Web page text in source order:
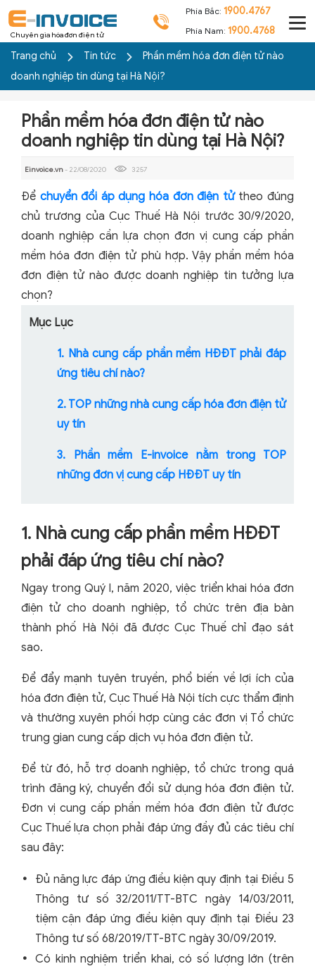
Chuyên gia hóa đơn điện tử
Phía Bắc: 1900.4767
Phía Nam: 1900.4768
Trang chủ Tin tức
Phần mềm hóa đơn điện tử nào
doanh nghiệp tin dùng tại Hà Nội?
Phần mềm hóa đơn điện tử nào
doanh nghiệp tin dùng tại Hà Nội?
Einvoice.vn- 22/08/2020 3257
Để chuyển đổi áp dụng hóa đơn điện tửtheo đúng
chủ trương của Cục Thuế Hà Nội trước 30/9/2020,
doanh nghiệp cần lựa chọn đơn vị cung cấp phần
mềm hóa đơn điện tử phù hợp. Vậy phần mềm hóa
đơn điện tử nào được doanh nghiệp tin tưởng lựa
chọn?
Mục Lục
1. Nhà cung cấp phần mềm HĐĐT phải đáp
ứng tiêu chí nào?
2. TOP những nhà cung cấp hóa đơn điện tử
uy tín
3. Phần mềm E-invoice nằm trong TOP
những đơn vị cung cấp HĐĐT uy tín
1. Nhà cung cấp phần mềm HĐĐT
phải đáp ứng tiêu chí nào?
Ngay trong Quý I, năm 2020, việc triển khai hóa đơn
điện tử cho doanh nghiệp, tổ chức trên địa bàn
thành phố Hà Nội đã được Cục Thuế chỉ đạo sát
sao.
Để đẩy mạnh tuyên truyền, phổ biến về lợi ích của
hóa đơn điện tử, Cục Thuế Hà Nội tích cực thẩm định
và thường xuyên phối hợp cùng các đơn vị Tổ chức
trung gian cung cấp dịch vụ hóa đơn điện tử.
Để từ đó, hỗ trợ doanh nghiệp, tổ chức trong quá
trình đăng ký, chuyển đổi sử dụng hóa đơn điện tử.
Đơn vị cung cấp phần mềm hóa đơn điện tử được
Cục Thuế lựa chọn phải đáp ứng đầy đủ các tiêu chí
sau đây:
Đủ năng lực đáp ứng điều kiện quy định tại Điều 5
Thông tư số 32/2011/TT-BTC ngày 14/03/2011,
tiệm cận đáp ứng điều kiện quy định tại Điều 23
Thông tư số 68/2019/TT-BTC ngày 30/09/2019.
Có kinh nghiệm triển khai, có số lượng lớn (trên